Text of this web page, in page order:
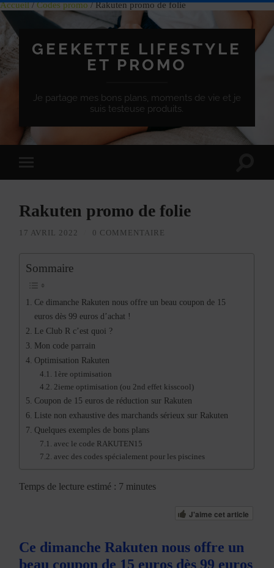
Accueil/Codes promo/ Rakuten promo de folie
GEEKETTE LIFESTYLE
ET PROMO
Je partage mes bons plans, moments de vie et je
suis testeuse produits.
à
mobile
Rakuten promo de folie
17 AVRIL 2022 0 COMMENTAIRE
Sommaire
Ce dimanche Rakuten nous offre un beau coupon de 15
euros dès 99 euros d’achat !
Le Club R c’est quoi ?
Mon code parrain
Optimisation Rakuten
1ère optimisation
2ieme optimisation (ou 2nd effet kisscool)
Coupon de 15 euros de réduction sur Rakuten
Liste non exhaustive des marchands sérieux sur Rakuten
Quelques exemples de bons plans
avec le code RAKUTEN15
avec des codes spécialement pour les piscines
Temps de lecture estimé : 7 minutes
J'aime cet article
Ce dimanche Rakuten nous offre un
beau coupon de 15 euros dès 99 euros